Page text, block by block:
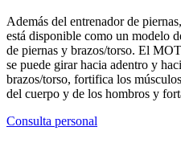
Además del entrenador de
está disponible como un modelo
de piernas y brazos/torso. El
se puede girar hacia adentro y
brazos/torso, fortifica los
del cuerpo y de los hombros y
Consulta personal